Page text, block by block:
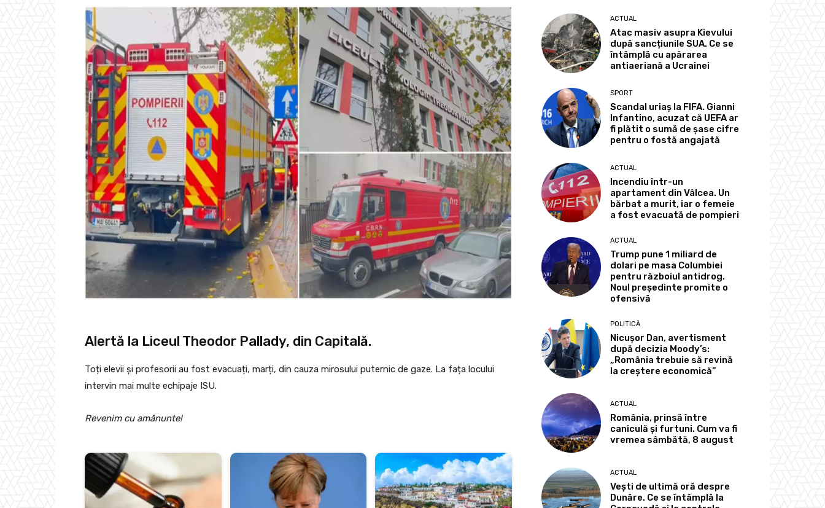
Alertă la Liceul Theodor Pallady, din Capitală.
Toți elevii și profesorii au fost evacuați, marți, din cauza mirosului puternic de gaze. La fața locului
intervin mai multe echipaje ISU.
Revenim cu amănunte!
ACTUAL
Atac masiv asupra Kievului
după sancțiunile SUA. Ce se
întâmplă cu apărarea
antiaeriană a Ucrainei
SPORT
Scandal uriaș la FIFA. Gianni
Infantino, acuzat că UEFA ar
fi plătit o sumă de șase cifre
pentru o fostă angajată
ACTUAL
Incendiu într-un
apartament din Vâlcea. Un
bărbat a murit, iar o femeie
a fost evacuată de pompieri
ACTUAL
Trump pune 1 miliard de
dolari pe masa Columbiei
pentru războiul antidrog.
Noul președinte promite o
ofensivă
POLITICĂ
Nicușor Dan, avertisment
după decizia Moody’s:
„România trebuie să revină
la creștere economică”
ACTUAL
România, prinsă între
caniculă și furtuni. Cum va fi
vremea sâmbătă, 8 august
ACTUAL
Vești de ultimă oră despre
Dunăre. Ce se întâmplă la